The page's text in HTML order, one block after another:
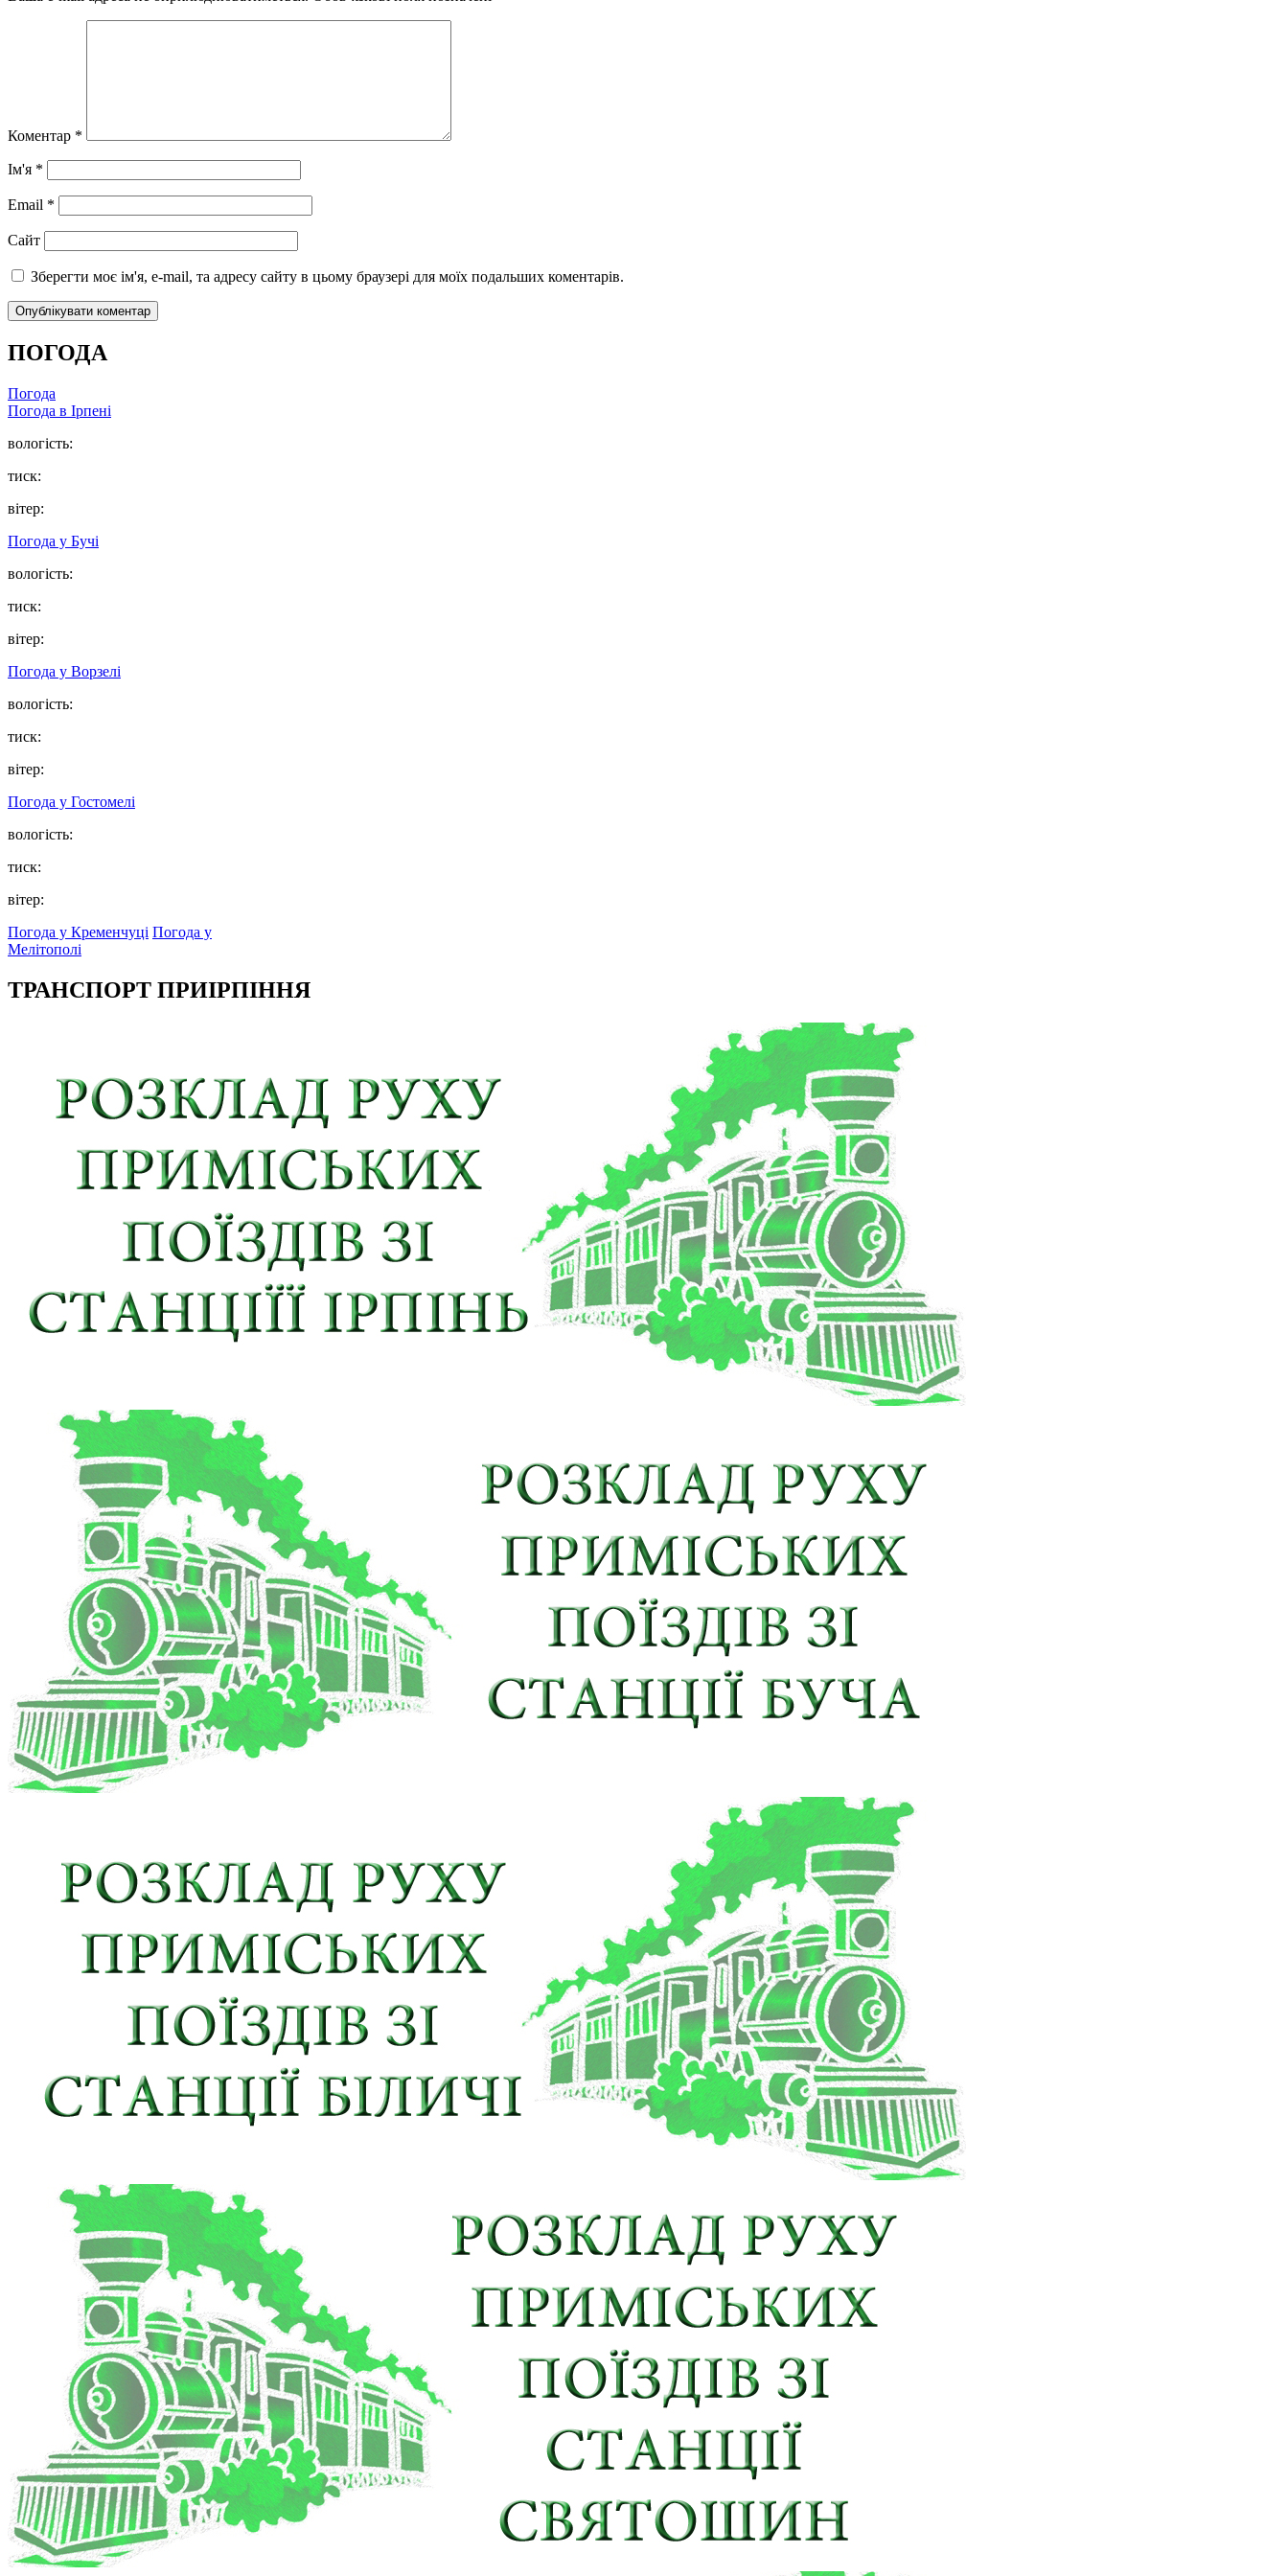
Коментар *
Ім'я *
Email *
Сайт
Зберегти моє ім'я, e-mail, та адресу сайту в цьому браузері для моїх подальших коментарів.
ПОГОДА
Погода
Погода в Ірпені
вологість:
тиск:
вітер:
Погода у Бучі
вологість:
тиск:
вітер:
Погода у Ворзелі
вологість:
тиск:
вітер:
Погода у Гостомелі
вологість:
тиск:
вітер:
Погода у Кременчуці Погода у
Мелітополі
ТРАНСПОРТ ПРИІРПІННЯ